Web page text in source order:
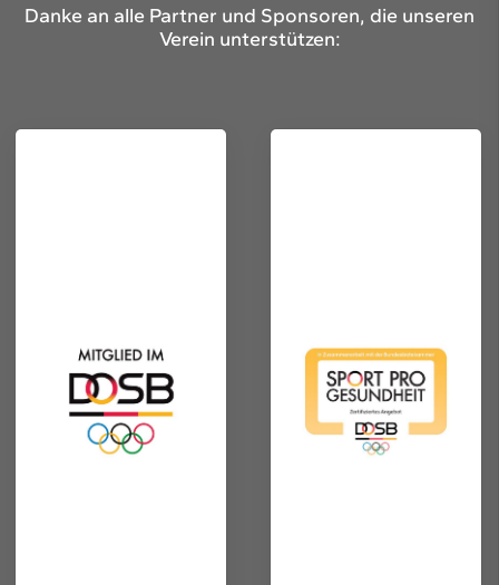
Danke an alle Partner und Sponsoren, die unseren
Verein unterstützen: